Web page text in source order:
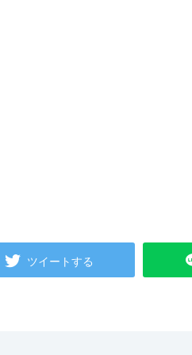
ツイートする